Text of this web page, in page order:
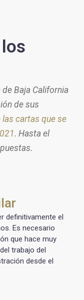
Baja California
de sus
cartas que se
. Hasta el
definitivamente el
Es necesario
que hace muy
trabajo del
desde el